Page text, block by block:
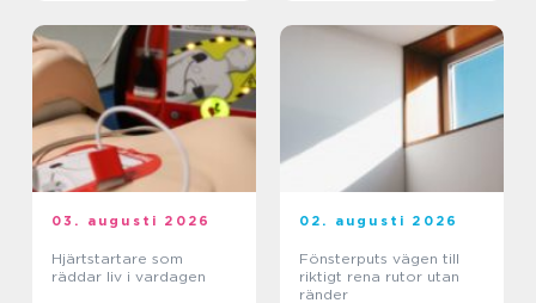
03. augusti 2026
Hjärtstartare som
räddar liv i vardagen
02. augusti 2026
Fönsterputs vägen till
riktigt rena rutor utan
ränder